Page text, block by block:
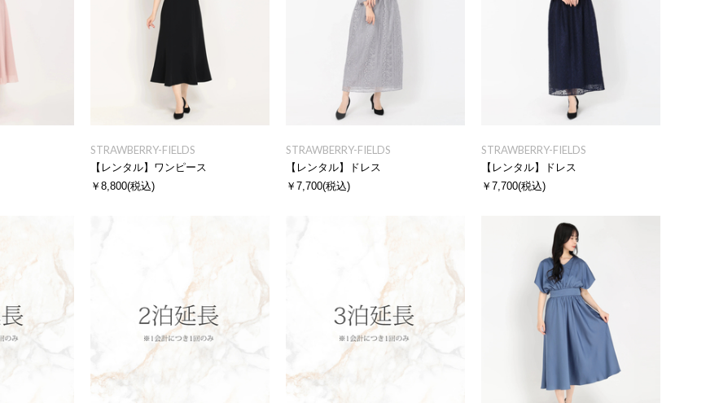
STRAWBERRY-FIELDS
【レンタル】ワンピース
￥8,800(税込)
STRAWBERRY-FIELDS
【レンタル】ドレス
￥7,700(税込)
STRAWBERRY-FIELDS
【レンタル】ドレス
￥7,700(税込)